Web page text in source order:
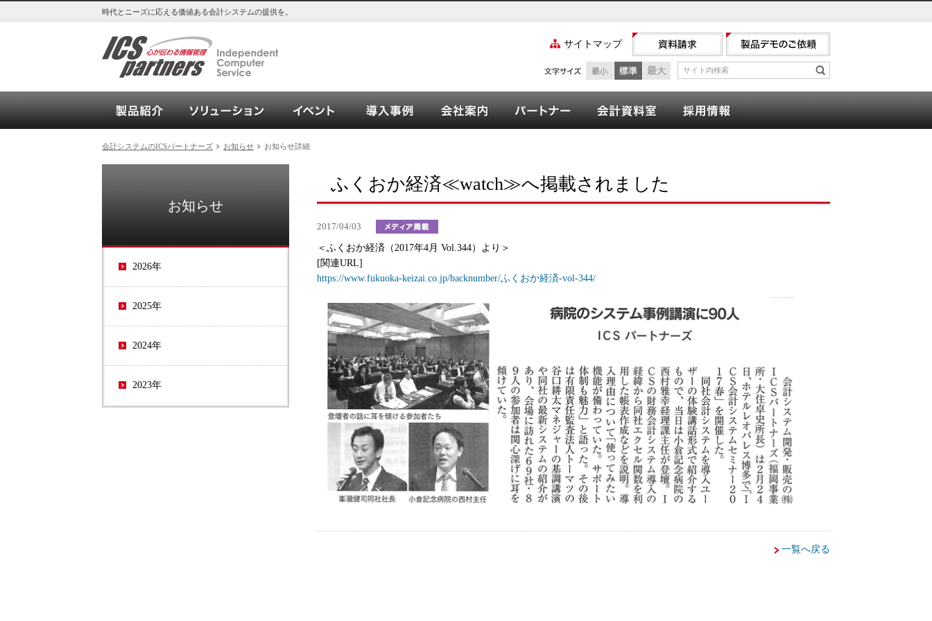
時代とニーズに応える価値ある会計システムの提供を。
サイトマップ
最小 標準 最大サイト内検索
会計システム_OPEN21シリーズご紹介
ソリューション イベント OPEN21シリーズ導入事例
会社案内 パートナー 会計資料室
会計システムのICSパートナーズ お知らせ お知らせ詳細
お知らせ
2026年
2025年
2024年
2023年
ふくおか経済≪watch≫へ掲載されました
2017/04/03
＜ふくおか経済（2017年4月 Vol.344）より＞
[関連URL]
https://www.fukuoka-keizai.co.jp/backnumber/ふくおか経済-vol-344/
一覧へ戻る